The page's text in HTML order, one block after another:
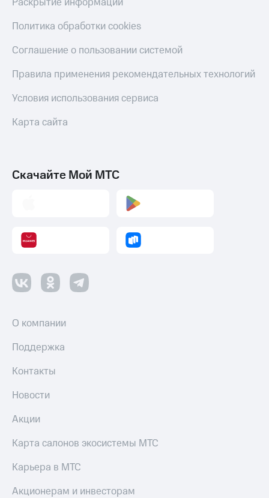
Политика обработки cookies
Соглашение о пользовании системой
Правила применения рекомендательных технологий
Условия использования сервиса
Карта сайта
Скачайте Мой МТС
О компании
Поддержка
Контакты
Новости
Акции
Карта салонов экосистемы МТС
Карьера в МТС
Акционерам и инвесторам